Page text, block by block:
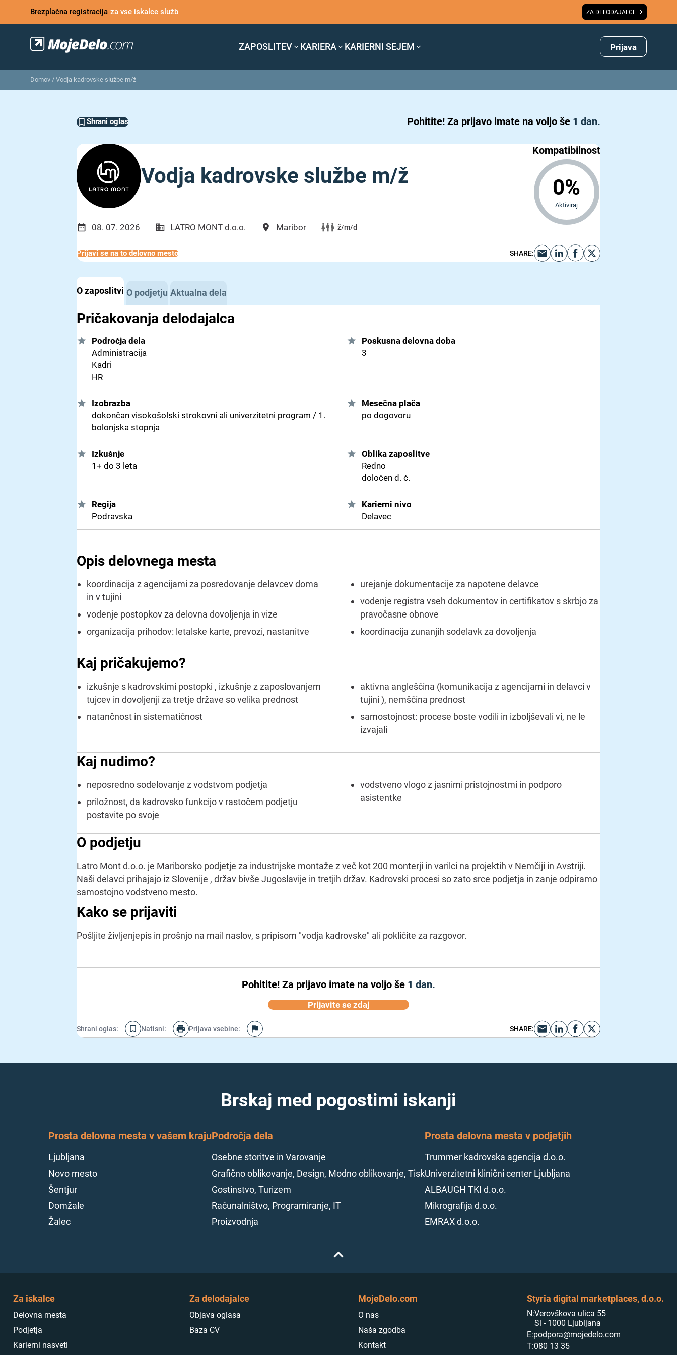
Brezplačna registracija za vse iskalce služb ZA DELODAJALCE
ZAPOSLITEV KARIERA KARIERNI SEJEM Prijava
Domov / Vodja kadrovske službe m/ž
Shrani oglas Pohitite! Za prijavo imate na voljo še 1 dan.
Vodja kadrovske službe m/ž
08. 07. 2026 LATRO MONT d.o.o. Maribor ž/m/d
Kompatibilnost
0%
Aktiviraj
Prijavi se na to delovno mesto SHARE:
O zaposlitvi O podjetju Aktualna dela
Pričakovanja delodajalca
Področja dela
Administracija
Kadri
HR
Poskusna delovna doba
3
Izobrazba
dokončan visokošolski strokovni ali univerzitetni program / 1.
bolonjska stopnja
Mesečna plača
po dogovoru
Izkušnje
1+ do 3 leta
Oblika zaposlitve
Redno
določen d. č.
Regija
Podravska
Karierni nivo
Delavec
Opis delovnega mesta
koordinacija z agencijami za posredovanje delavcev doma
in v tujini
vodenje postopkov za delovna dovoljenja in vize
organizacija prihodov: letalske karte, prevozi, nastanitve
urejanje dokumentacije za napotene delavce
vodenje registra vseh dokumentov in certifikatov s skrbjo za
pravočasne obnove
koordinacija zunanjih sodelavk za dovoljenja
Kaj pričakujemo?
izkušnje s kadrovskimi postopki , izkušnje z zaposlovanjem
tujcev in dovoljenji za tretje države so velika prednost
natančnost in sistematičnost
aktivna angleščina (komunikacija z agencijami in delavci v
tujini ), nemščina prednost
samostojnost: procese boste vodili in izboljševali vi, ne le
izvajali
Kaj nudimo?
neposredno sodelovanje z vodstvom podjetja
priložnost, da kadrovsko funkcijo v rastočem podjetju
postavite po svoje
vodstveno vlogo z jasnimi pristojnostmi in podporo
asistentke
O podjetju
Latro Mont d.o.o. je Mariborsko podjetje za industrijske montaže z več kot 200 monterji in varilci na projektih v Nemčiji in Avstriji.
Naši delavci prihajajo iz Slovenije , držav bivše Jugoslavije in tretjih držav. Kadrovski procesi so zato srce podjetja in zanje odpiramo
samostojno vodstveno mesto.
Kako se prijaviti
Pošljite življenjepis in prošnjo na mail naslov, s pripisom "vodja kadrovske" ali pokličite za razgovor.
Pohitite! Za prijavo imate na voljo še 1 dan.
Prijavite se zdaj
Shrani oglas: Natisni: Prijava vsebine: SHARE:
Brskaj med pogostimi iskanji
Prosta delovna mesta v vašem kraju
Ljubljana
Novo mesto
Šentjur
Domžale
Žalec
Področja dela
Osebne storitve in Varovanje
Grafično oblikovanje, Design, Modno oblikovanje, Tisk
Gostinstvo, Turizem
Računalništvo, Programiranje, IT
Proizvodnja
Prosta delovna mesta v podjetjih
Trummer kadrovska agencija d.o.o.
Univerzitetni klinični center Ljubljana
ALBAUGH TKI d.o.o.
Mikrografija d.o.o.
EMRAX d.o.o.
Za iskalce
Delovna mesta
Podjetja
Karierni nasveti
Za delodajalce
Objava oglasa
Baza CV
MojeDelo.com
O nas
Naša zgodba
Kontakt
Styria digital marketplaces, d.o.o.
N:Verovškova ulica 55
Sl - 1000 Ljubljana
E:podpora@mojedelo.com
T:080 13 35